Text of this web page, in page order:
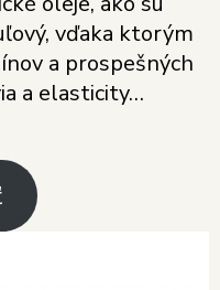
vďaka ktorým
a prospešných
a elasticity…